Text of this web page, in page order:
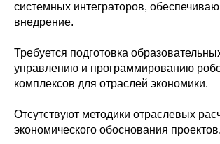
системных интеграторов,
внедрение.
Требуется подготовка
управлению и программированию
комплексов для отраслей экономики.
Отсутствуют методики отраслевых
экономического обоснования проектов.